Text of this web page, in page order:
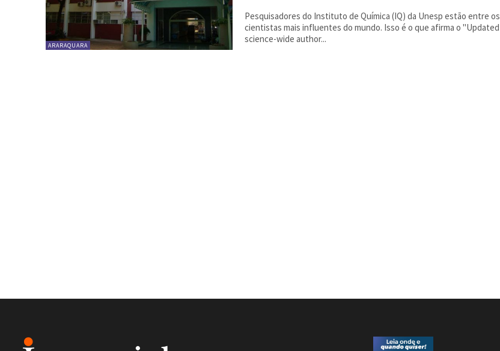
ARARAQUARA
Pesquisadores do Instituto de Química (IQ) da Unesp estão entre os
cientistas mais influentes do mundo. Isso é o que afirma o "Updated
science-wide author...